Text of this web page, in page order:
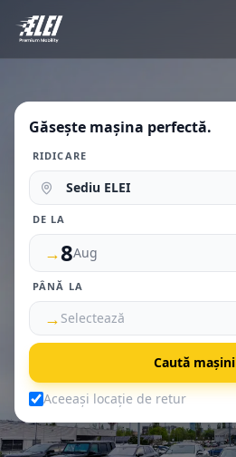
Găsește mașina perfectă.
RIDICARE
Sediu ELEI
DE LA
→8Aug
PÂNĂ LA
→ Selectează
Caută mașini
Aceeași locație de retur